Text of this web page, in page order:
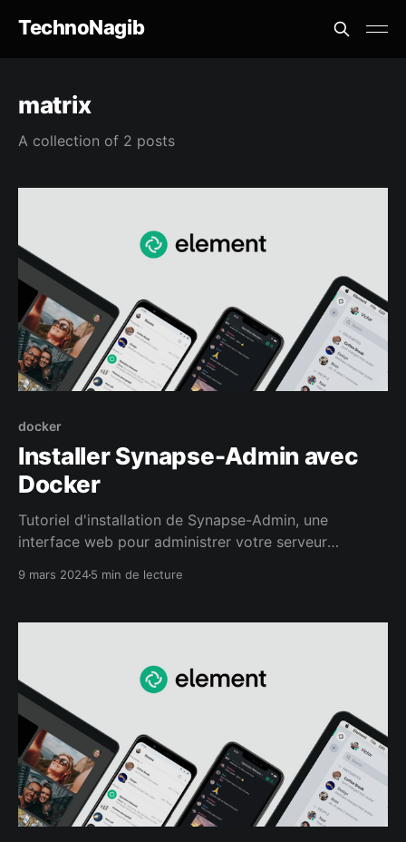
TechnoNagib
matrix
A collection of 2 posts
docker
Installer Synapse-Admin avec
Docker
Tutoriel d'installation de Synapse-Admin, une
interface web pour administrer votre serveur
9 mars 20245 min de lecture